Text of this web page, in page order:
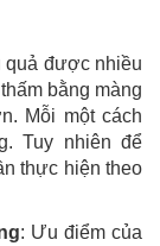
quả được nhiều
bằng màng
Mỗi một cách
Tuy nhiên để
thực hiện theo
: Ưu điểm của